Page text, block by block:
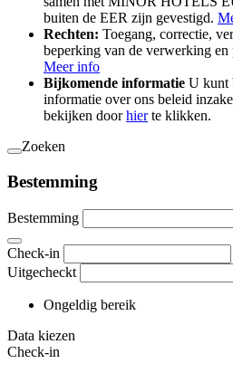
buiten de EER zijn gevestigd.
Rechten: Toegang, correctie,
beperking van de verwerking en
Meer info
Bijkomende informatie U kunt
informatie over ons beleid
bekijken doorhierte klikken.
Zoeken
Bestemming
Bestemming
Check-in
Uitgecheckt
Ongeldig bereik
Data kiezen
Check-in